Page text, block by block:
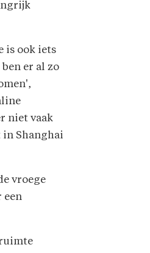
is ook iets
er al zo
niet vaak
in Shanghai
vroege
een